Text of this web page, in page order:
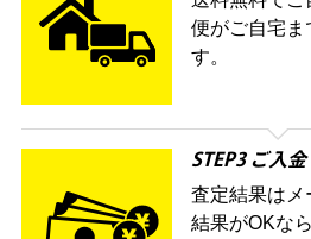
便がご自宅ま
す。
STEP3 ご入金
査定結果はメ
結果がOKな